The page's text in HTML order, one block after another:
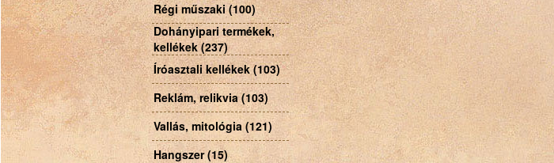
Régi műszaki (100)
Dohányipari termékek,
kellékek (237)
Íróasztali kellékek (103)
Reklám, relikvia (103)
Vallás, mitológia (121)
Hangszer (15)